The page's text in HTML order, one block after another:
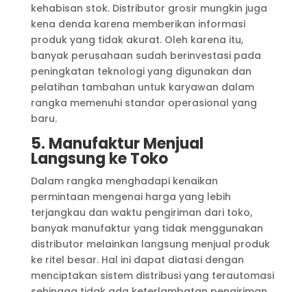
kehabisan stok. Distributor grosir mungkin juga
kena denda karena memberikan informasi
produk yang tidak akurat. Oleh karena itu,
banyak perusahaan sudah berinvestasi pada
peningkatan teknologi yang digunakan dan
pelatihan tambahan untuk karyawan dalam
rangka memenuhi standar operasional yang
baru.
5. Manufaktur Menjual
Langsung ke Toko
Dalam rangka menghadapi kenaikan
permintaan mengenai harga yang lebih
terjangkau dan waktu pengiriman dari toko,
banyak manufaktur yang tidak menggunakan
distributor melainkan langsung menjual produk
ke ritel besar. Hal ini dapat diatasi dengan
menciptakan sistem distribusi yang terautomasi